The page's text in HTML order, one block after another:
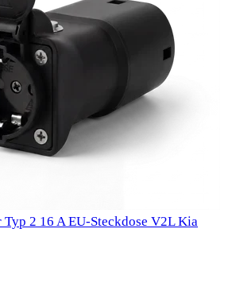
2 16 A EU-Steckdose V2L Kia